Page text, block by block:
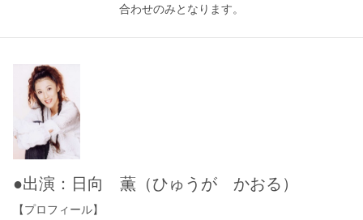
合わせのみとなります。
●出演：日向 薫（ひゅうが かおる）
【プロフィール】